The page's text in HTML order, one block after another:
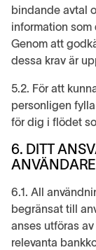
bindande avtal
information
Genom att
dessa krav är
5.2. För att
personligen
för dig i flödet
6. DITT
ANVÄNDARE
6.1. All
begränsat till
anses utföras
relevanta